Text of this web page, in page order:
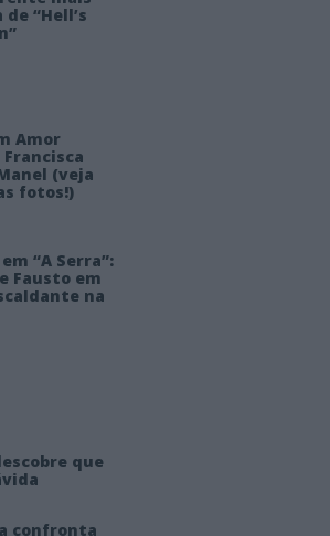
de “Hell’s
Amor
Francisca
(veja
fotos!)
“A Serra”:
Fausto em
na
que
confronta